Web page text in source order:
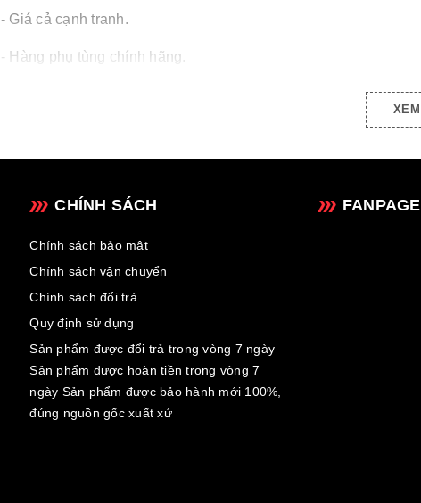
- Giá cả cạnh tranh.
- Hàng phụ tùng chính hãng.
- Luôn đồng hành cùng quý khách hàng khi sử dụng sản phẩm.
CHÍNH SÁCH
Chính sách bảo mật
Chính sách vận chuyển
Chính sách đổi trả
Quy định sử dụng
Sản phẩm được đổi trả trong vòng 7 ngày
Sản phẩm được hoàn tiền trong vòng 7
ngày Sản phẩm được bảo hành mới 100%,
đúng nguồn gốc xuất xứ
FANPAGE